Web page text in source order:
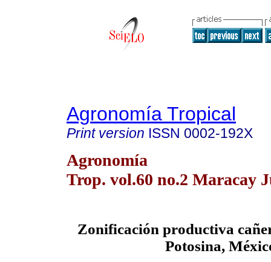
Agronomía Tropical
Print version ISSN 0002-192X
Agronomía
Trop. vol.60 no.2 Maracay
Zonificación productiva
Potosina,